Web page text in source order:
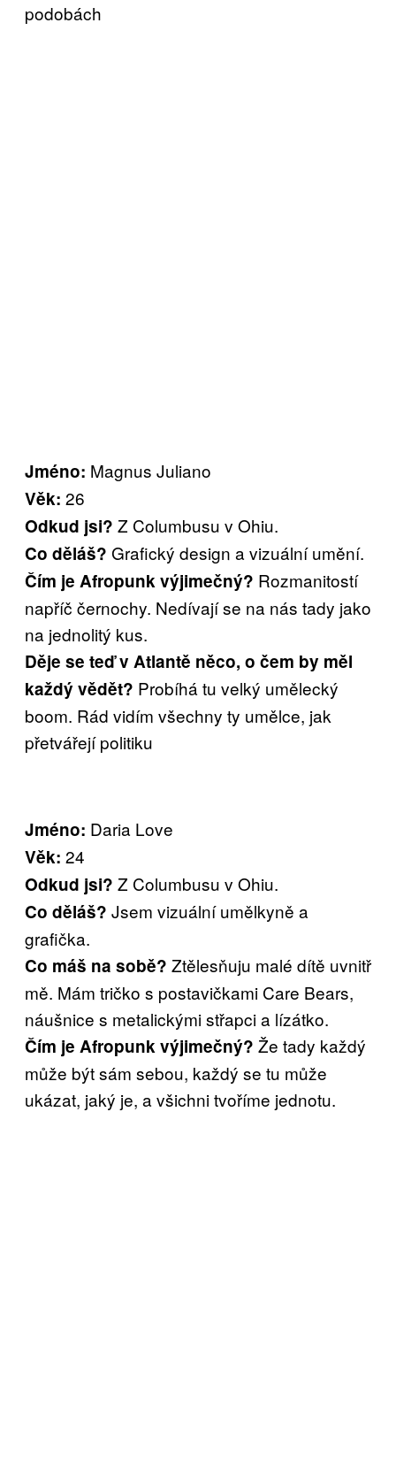
podobách
Jméno: Magnus Juliano
Věk: 26
Odkud jsi? Z Columbusu v Ohiu.
Co děláš? Grafický design a vizuální umění.
Čím je Afropunk výjimečný? Rozmanitostí
napříč černochy. Nedívají se na nás tady jako
na jednolitý kus.
Děje se teď v Atlantě něco, o čem by měl
každý vědět? Probíhá tu velký umělecký
boom. Rád vidím všechny ty umělce, jak
přetvářejí politiku
Jméno: Daria Love
Věk: 24
Odkud jsi? Z Columbusu v Ohiu.
Co děláš? Jsem vizuální umělkyně a
grafička.
Co máš na sobě? Ztělesňuju malé dítě uvnitř
mě. Mám tričko s postavičkami Care Bears,
náušnice s metalickými střapci a lízátko.
Čím je Afropunk výjimečný? Že tady každý
může být sám sebou, každý se tu může
ukázat, jaký je, a všichni tvoříme jednotu.